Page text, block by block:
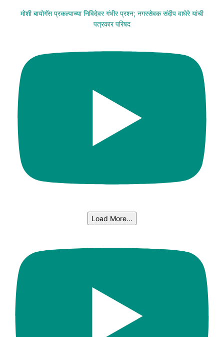
मोशी बायोगॅस प्रकल्पाच्या निविदेवर गंभीर प्रश्न; नगरसेवक संदीप वाघेरे यांची
पत्रकार परिषद
Load More...